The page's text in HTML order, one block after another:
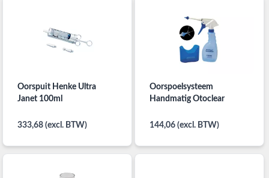
Oorspuit Henke Ultra
Janet 100ml
333,68 (excl. BTW)
Oorspoelsysteem
Handmatig Otoclear
144,06 (excl. BTW)